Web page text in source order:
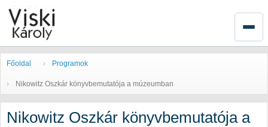
Főoldal Programok
Nikowitz Oszkár könyvbemutatója a múzeumban
Nikowitz Oszkár könyvbemutatója a